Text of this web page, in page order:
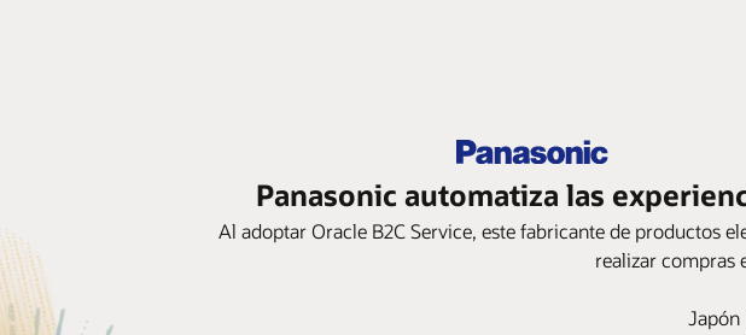
Panasonic automatiza las
Al adoptar Oracle B2C Service, este fabricante de productos
realizar compras
Japón